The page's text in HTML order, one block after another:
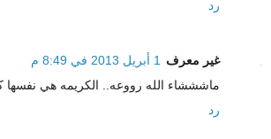
رد
غير معرف
1 أبريل 2013 في 8:49 م
ماشششاء الله رووعه.. الكريمه هي نفسها
رد